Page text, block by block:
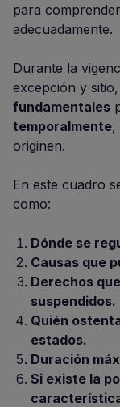
para
adecuadamente.
Durante la
excepción y
fundamentales
temporalmente,
originen.
En este cuadro
como:
Dónde se
Causas que
Derechos
suspendidos.
Quién
estados.
Duración
Si existe la